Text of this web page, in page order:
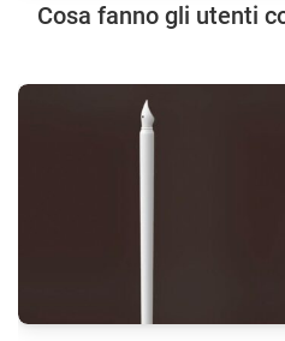
Cosa fanno gli utenti